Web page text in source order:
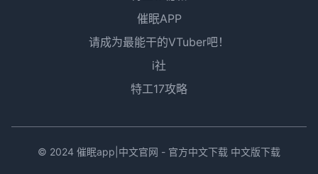
催眠APP
请成为最能干的VTuber吧！
i社
特工17攻略
© 2024 催眠app|中文官网 - 官方中文下载 中文版下载